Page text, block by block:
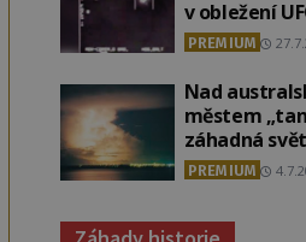
v obležení
PREMIUM
Nad
městem
záhadná
PREMIUM